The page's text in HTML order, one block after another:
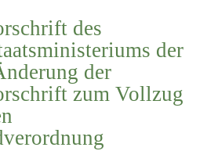
des
der
der
zum Vollzug